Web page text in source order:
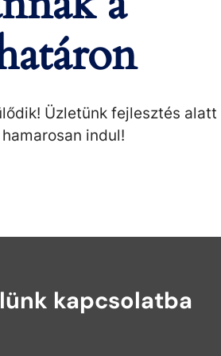
Üzletünk fejlesztés alatt
indul!
kapcsolatba